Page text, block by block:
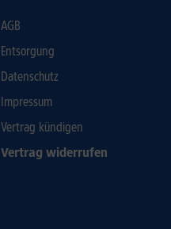
AGB
Entsorgung
Datenschutz
Impressum
Vertrag kündigen
Vertrag widerrufen